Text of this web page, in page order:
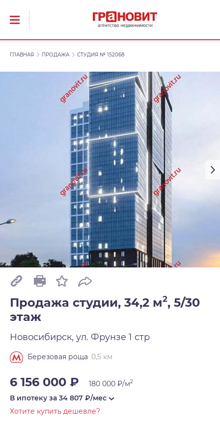
ГЛАВНАЯ ПРОДАЖА СТУДИЯ № 152068
Продажа студии, 34,2 м2, 5/30
этаж
Новосибирск, ул. Фрунзе 1 стр
Березовая роща 0,5 км
6 156 000 ₽ 180 000 ₽/м2
В ипотеку за 34 807 ₽/мес
Хотите купить дешевле?